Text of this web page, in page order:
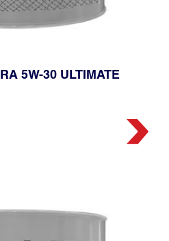
5W-30 ULTIMATE